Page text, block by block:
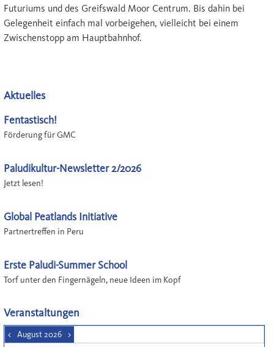
Futuriums und des Greifswald Moor Centrum. Bis dahin bei
Gelegenheit einfach mal vorbeigehen, vielleicht bei einem
Zwischenstopp am Hauptbahnhof.
Aktuelles
Fentastisch!
Förderung für GMC
Paludikultur-Newsletter 2/2026
Jetzt lesen!
Global Peatlands Initiative
Partnertreffen in Peru
Erste Paludi-Summer School
Torf unter den Fingernägeln, neue Ideen im Kopf
Veranstaltungen
< August 2026 >